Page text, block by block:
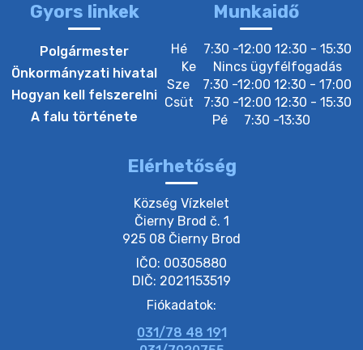
20. július 2026 12:40
20. július 2026 12:38
20. július 2026 11:51
20. július 2026 11:31
Gyors linkek
Polgármester
Önkormányzati hivatal
Hogyan kell felszerelni
A falu története
Munkaidő
Hé
7:30 -12:00 12:30 - 15:30
Ke
Nincs ügyfélfogadás
Sze
7:30 -12:00 12:30 - 17:00
Csüt
7:30 -12:00 12:30 - 15:30
Pé
7:30 -13:30
Elérhetőség
Község Vízkelet
Čierny Brod č. 1
925 08 Čierny Brod
IČO: 00305880
DIČ: 2021153519
Fiókadatok:
031/78 48 191